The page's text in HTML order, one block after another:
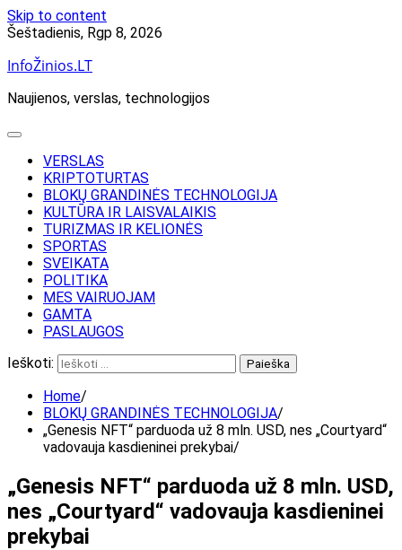
Skip to content
Šeštadienis, Rgp 8, 2026
InfoŽinios.LT
Naujienos, verslas, technologijos
VERSLAS
KRIPTOTURTAS
BLOKŲ GRANDINĖS TECHNOLOGIJA
KULTŪRA IR LAISVALAIKIS
TURIZMAS IR KELIONĖS
SPORTAS
SVEIKATA
POLITIKA
MES VAIRUOJAM
GAMTA
PASLAUGOS
Ieškoti:
Home
BLOKŲ GRANDINĖS TECHNOLOGIJA
„Genesis NFT“ parduoda už 8 mln. USD, nes „Courtyard“
vadovauja kasdieninei prekybai
„Genesis NFT“ parduoda už 8 mln. USD,
nes „Courtyard“ vadovauja kasdieninei
prekybai